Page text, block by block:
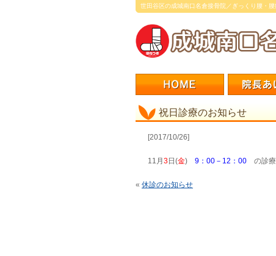
世田谷区の成城南口名倉接骨院／ぎっくり腰・
祝日診療のお知らせ
[2017/10/26]
11月 3日(金) 9：00－12：00 の診療
« 休診のお知らせ